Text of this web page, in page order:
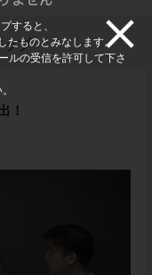
すると、
たものとみなします。
ルの受信を許可して下さ
プ
！